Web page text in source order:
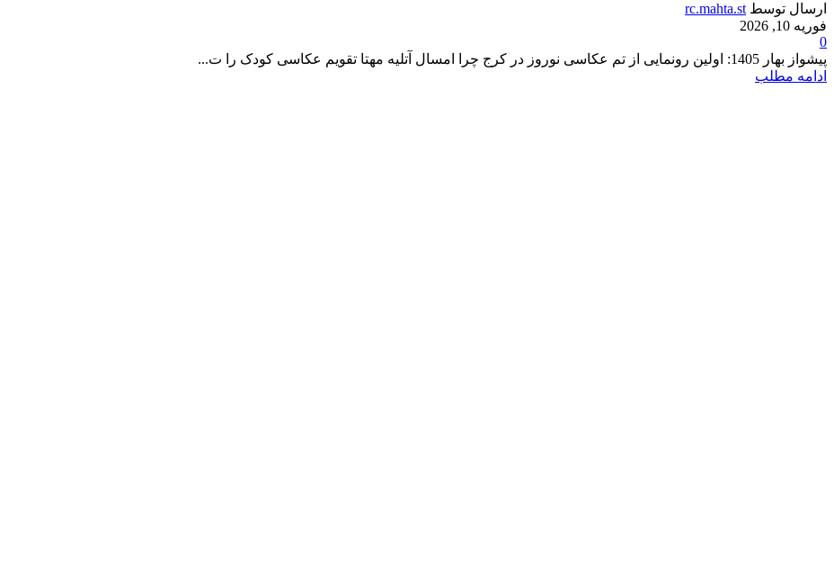
ارسال توسط rc.mahta.st
فوریه 10, 2026
0
پیشواز بهار 1405: اولین رونمایی از تم عکاسی نوروز در کرج چرا امسال آتلیه مهتا تقویم عکاسی کودک را ت...
ادامه مطلب